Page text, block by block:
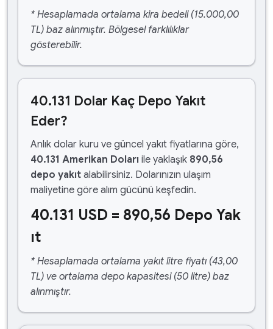
* Hesaplamada ortalama kira bedeli (15.000,00
TL) baz alınmıştır. Bölgesel farklılıklar
gösterebilir.
40.131 Dolar Kaç Depo Yakıt
Eder?
Anlık dolar kuru ve güncel yakıt fiyatlarına göre,
40.131 Amerikan Doları ile yaklaşık 890,56
depo yakıt alabilirsiniz. Dolarınızın ulaşım
maliyetine göre alım gücünü keşfedin.
40.131 USD = 890,56 Depo Yak
ıt
* Hesaplamada ortalama yakıt litre fiyatı (43,00
TL) ve ortalama depo kapasitesi (50 litre) baz
alınmıştır.